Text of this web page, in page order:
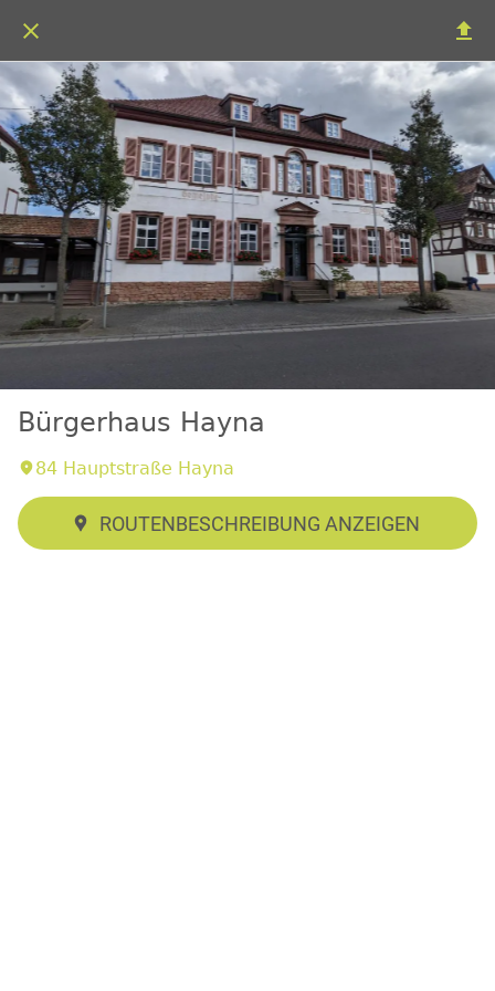
Bürgerhaus Hayna
84 Hauptstraße Hayna
ROUTENBESCHREIBUNG ANZEIGEN